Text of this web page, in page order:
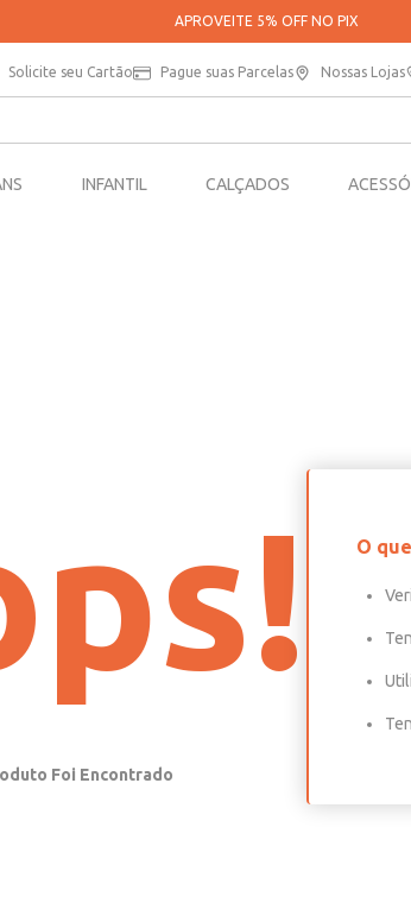
APROVEITE 5% OFF NO PIX
Solicite seu Cartão Pague suas Parcelas Nossas Lojas
INFANTIL CALÇADOS
O